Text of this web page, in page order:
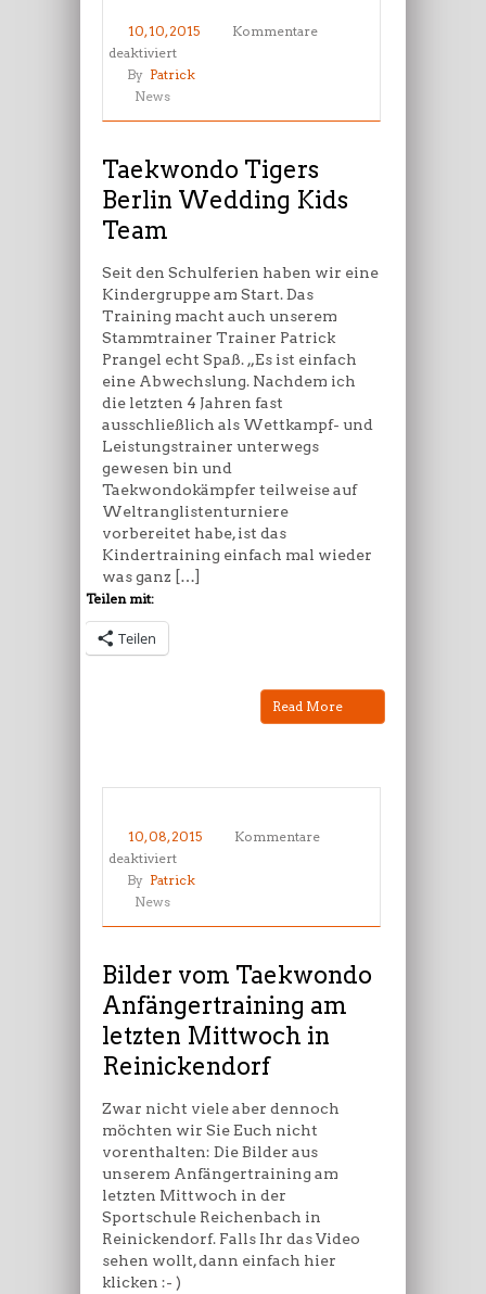
10, 10, 2015
Kommentare
deaktiviertfür
Taekwondo
Team
By Patrick
News
Taekwondo Tigers
Berlin Wedding Kids
Team
Seit den Schulferien haben wir eine
Kindergruppe am Start. Das
Training macht auch unserem
Stammtrainer Trainer Patrick
Prangel echt Spaß. „Es ist einfach
eine Abwechslung. Nachdem ich
die letzten 4 Jahren fast
ausschließlich als Wettkampf- und
Leistungstrainer unterwegs
gewesen bin und
Taekwondokämpfer teilweise auf
Weltranglistenturniere
vorbereitet habe, ist das
Kindertraining einfach mal wieder
was ganz […]
Teilen mit:
Teilen
Read More
10, 08, 2015
Kommentare
deaktiviertfür
Bilder
letzten
Mittwoch
in
By Patrick
News
Bilder vom Taekwondo
Anfängertraining am
letzten Mittwoch in
Reinickendorf
Zwar nicht viele aber dennoch
möchten wir Sie Euch nicht
vorenthalten: Die Bilder aus
unserem Anfängertraining am
letzten Mittwoch in der
Sportschule Reichenbach in
Reinickendorf. Falls Ihr das Video
sehen wollt, dann einfach hier
klicken :- )